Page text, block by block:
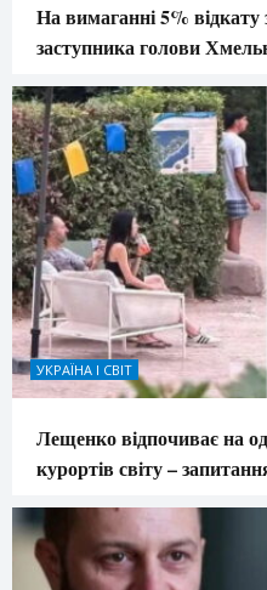
На вимаганні 5%
заступника голови
УКРАЇНА І СВІТ
Лещенко відпочиває на
курортів світу –